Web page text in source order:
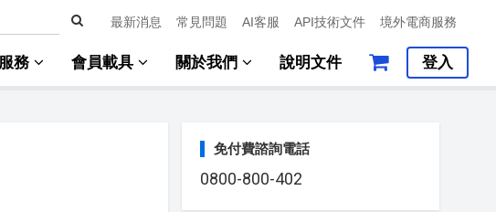
最新消息 常見問題 AI客服 API技術文件 境外電商服務
務 會員載具 關於我們 說明文件 登入
免付費諮詢電話
0800-800-402